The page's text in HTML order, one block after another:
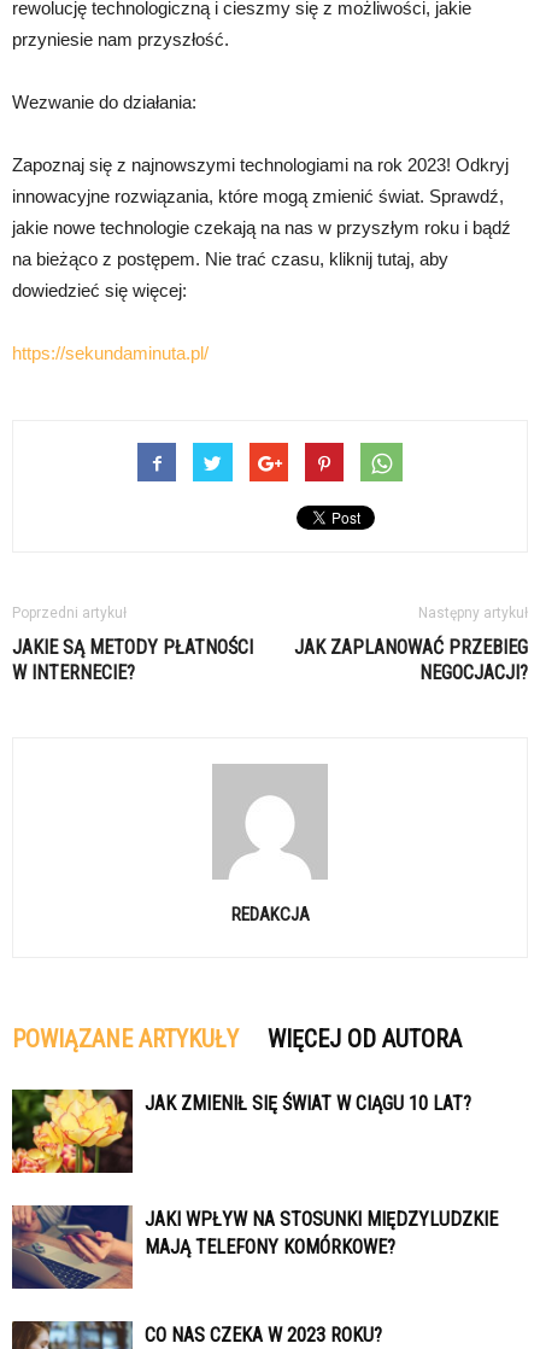
rewolucję technologiczną i cieszmy się z możliwości, jakie
przyniesie nam przyszłość.
Wezwanie do działania:
Zapoznaj się z najnowszymi technologiami na rok 2023! Odkryj
innowacyjne rozwiązania, które mogą zmienić świat. Sprawdź,
jakie nowe technologie czekają na nas w przyszłym roku i bądź
na bieżąco z postępem. Nie trać czasu, kliknij tutaj, aby
dowiedzieć się więcej:
https://sekundaminuta.pl/
Poprzedni artykuł
JAKIE SĄ METODY PŁATNOŚCI
W INTERNECIE?
Następny artykuł
JAK ZAPLANOWAĆ PRZEBIEG
NEGOCJACJI?
REDAKCJA
POWIĄZANE ARTYKUŁY WIĘCEJ OD AUTORA
JAK ZMIENIŁ SIĘ ŚWIAT W CIĄGU 10 LAT?
JAKI WPŁYW NA STOSUNKI MIĘDZYLUDZKIE
MAJĄ TELEFONY KOMÓRKOWE?
CO NAS CZEKA W 2023 ROKU?